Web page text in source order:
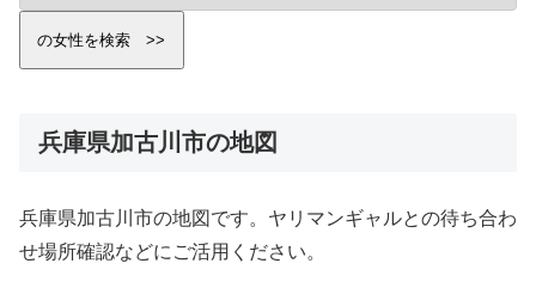
兵庫県加古川市の地図
兵庫県加古川市の地図です。ヤリマンギャルとの待ち合わ
せ場所確認などにご活用ください。